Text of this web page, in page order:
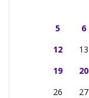
5
6
12
13
19
20
26
27